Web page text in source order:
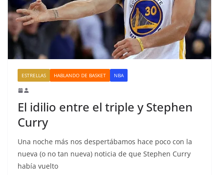
ESTRELLAS HABLANDO DE BASKET NBA
El idilio entre el triple y Stephen
Curry
Una noche más nos despertábamos hace poco con la
nueva (o no tan nueva) noticia de que Stephen Curry
había vuelto